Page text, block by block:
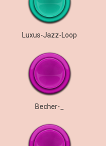
Luxus-Jazz-Loop
Becher-_